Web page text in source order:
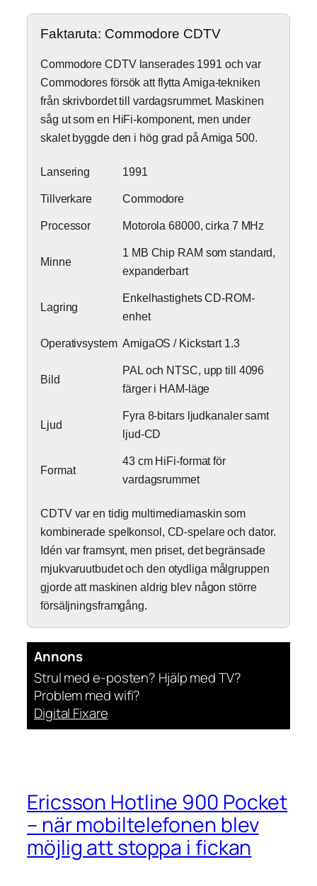
Faktaruta: Commodore CDTV
Commodore CDTV lanserades 1991 och var
Commodores försök att flytta Amiga-tekniken
från skrivbordet till vardagsrummet. Maskinen
såg ut som en HiFi-komponent, men under
skalet byggde den i hög grad på Amiga 500.
Lansering 1991
Tillverkare Commodore
Processor Motorola 68000, cirka 7 MHz
Minne
1 MB Chip RAM som standard,
expanderbart
Lagring
Enkelhastighets CD-ROM-
enhet
Operativsystem AmigaOS / Kickstart 1.3
Bild
PAL och NTSC, upp till 4096
färger i HAM-läge
Ljud
Fyra 8-bitars ljudkanaler samt
ljud-CD
Format
43 cm HiFi-format för
vardagsrummet
CDTV var en tidig multimediamaskin som
kombinerade spelkonsol, CD-spelare och dator.
Idén var framsynt, men priset, det begränsade
mjukvaruutbudet och den otydliga målgruppen
gjorde att maskinen aldrig blev någon större
försäljningsframgång.
Annons
Strul med e-posten? Hjälp med TV?
Problem med wifi?
Digital Fixare
Ericsson Hotline 900 Pocket
– när mobiltelefonen blev
möjlig att stoppa i fickan